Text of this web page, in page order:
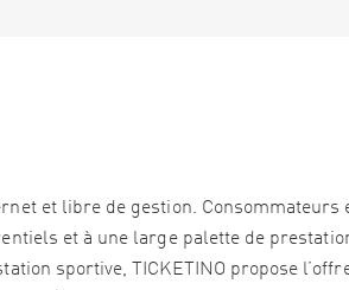
et libre de gestion.
et à une large palette de
sportive, TICKETINO propose